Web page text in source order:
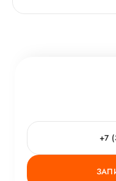
+7